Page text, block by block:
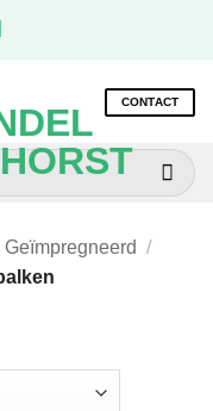
CONTACT
Geïmpregneerd
/